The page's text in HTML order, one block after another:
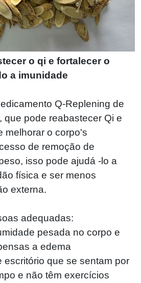
o qi e fortalecer o
a imunidade
Q-Replening de
que pode reabastecer Qi e
melhorar o corpo's
de remoção de
isso pode ajudá -lo a
física e ser menos
externa.
adequadas:
pesada no corpo e
a edema
escritório que se sentam por
e não têm exercícios